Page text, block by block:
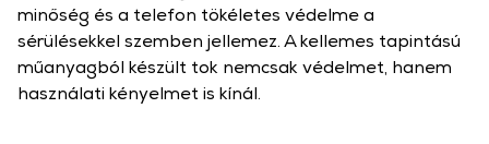
minőség és a telefon tökéletes védelme a
sérülésekkel szemben jellemez. A kellemes tapintású
műanyagból készült tok nemcsak védelmet, hanem
használati kényelmet is kínál.